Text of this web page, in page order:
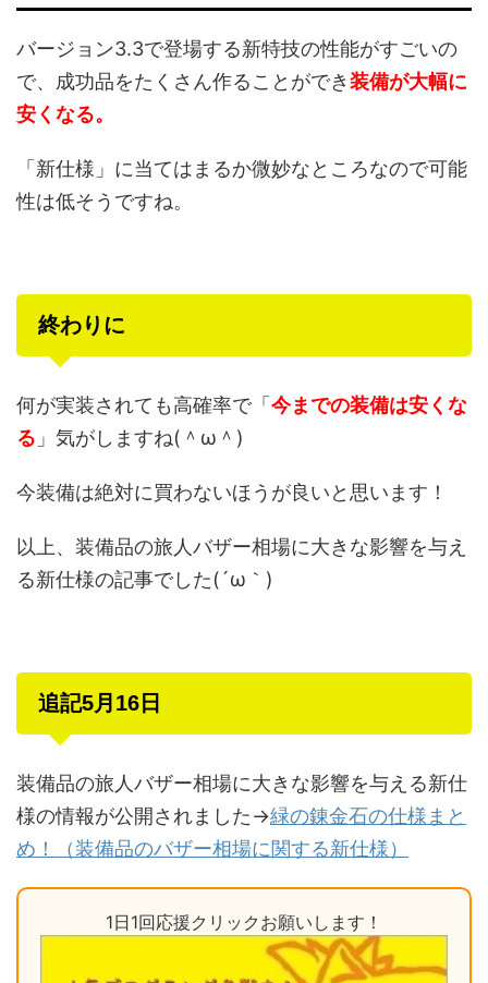
バージョン3.3で登場する新特技の性能がすごいの
で、成功品をたくさん作ることができ装備が大幅に
安くなる。
「新仕様」に当てはまるか微妙なところなので可能
性は低そうですね。
終わりに
何が実装されても高確率で「今までの装備は安くな
る 」気がしますね(＾ω＾)
今装備は絶対に買わないほうが良いと思います！
以上、装備品の旅人バザー相場に大きな影響を与え
る新仕様の記事でした(´ω｀)
追記5月16日
装備品の旅人バザー相場に大きな影響を与える新仕
様の情報が公開されました→緑の錬金石の仕様まと
め！（装備品のバザー相場に関する新仕様）
1日1回応援クリックお願いします！